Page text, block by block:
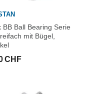
BB Ball Bearing Serie
mit Bügel,
CHF